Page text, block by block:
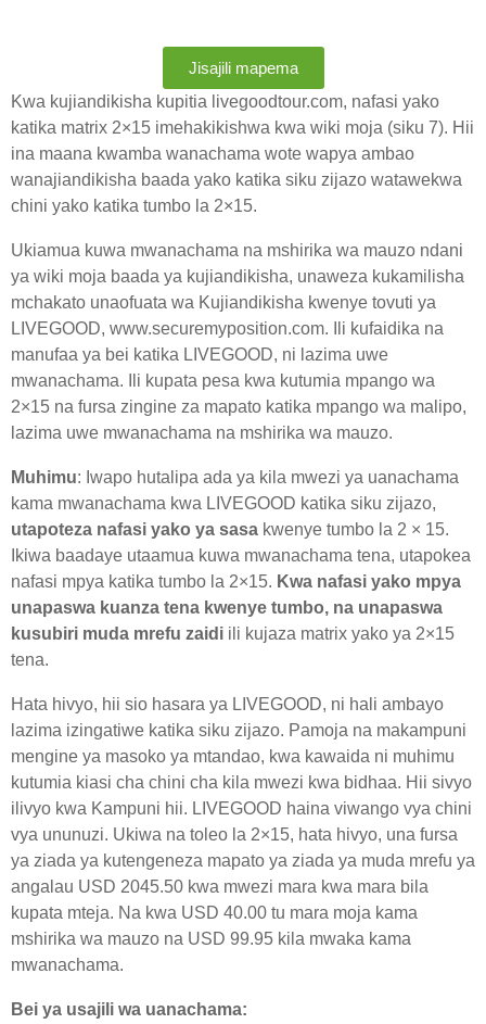
Jisajili mapema
Kwa kujiandikisha kupitia livegoodtour.com, nafasi yako
katika matrix 2×15 imehakikishwa kwa wiki moja (siku 7). Hii
ina maana kwamba wanachama wote wapya ambao
wanajiandikisha baada yako katika siku zijazo watawekwa
chini yako katika tumbo la 2×15.
Ukiamua kuwa mwanachama na mshirika wa mauzo ndani
ya wiki moja baada ya kujiandikisha, unaweza kukamilisha
mchakato unaofuata wa Kujiandikisha kwenye tovuti ya
LIVEGOOD, www.securemyposition.com. Ili kufaidika na
manufaa ya bei katika LIVEGOOD, ni lazima uwe
mwanachama. Ili kupata pesa kwa kutumia mpango wa
2×15 na fursa zingine za mapato katika mpango wa malipo,
lazima uwe mwanachama na mshirika wa mauzo.
Muhimu: Iwapo hutalipa ada ya kila mwezi ya uanachama
kama mwanachama kwa LIVEGOOD katika siku zijazo,
utapoteza nafasi yako ya sasa kwenye tumbo la 2 × 15.
Ikiwa baadaye utaamua kuwa mwanachama tena, utapokea
nafasi mpya katika tumbo la 2×15. Kwa nafasi yako mpya
unapaswa kuanza tena kwenye tumbo, na unapaswa
kusubiri muda mrefu zaidi ili kujaza matrix yako ya 2×15
tena.
Hata hivyo, hii sio hasara ya LIVEGOOD, ni hali ambayo
lazima izingatiwe katika siku zijazo. Pamoja na makampuni
mengine ya masoko ya mtandao, kwa kawaida ni muhimu
kutumia kiasi cha chini cha kila mwezi kwa bidhaa. Hii sivyo
ilivyo kwa Kampuni hii. LIVEGOOD haina viwango vya chini
vya ununuzi. Ukiwa na toleo la 2×15, hata hivyo, una fursa
ya ziada ya kutengeneza mapato ya ziada ya muda mrefu ya
angalau USD 2045.50 kwa mwezi mara kwa mara bila
kupata mteja. Na kwa USD 40.00 tu mara moja kama
mshirika wa mauzo na USD 99.95 kila mwaka kama
mwanachama.
Bei ya usajili wa uanachama: